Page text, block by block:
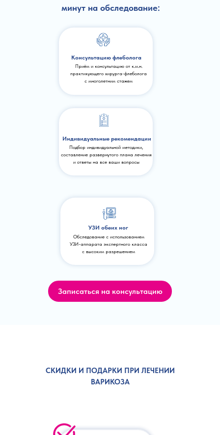
минут на обследование:
Приём и консультацию от к.м.н.
практикующего хирурга-флеболога
с многолетним стажем
Консультацию флеболога
Записаться на консультацию
Обследование с использованием
УЗИ-аппарата экспертного класса
с высоким разрешением
УЗИ обеих ног
Подбор индивидуальной методики,
составление развернутого плана лечения
и ответы на все ваши вопросы
Индивидуальные рекомендации
СКИДКИ И ПОДАРКИ ПРИ ЛЕЧЕНИИ
ВАРИКОЗА